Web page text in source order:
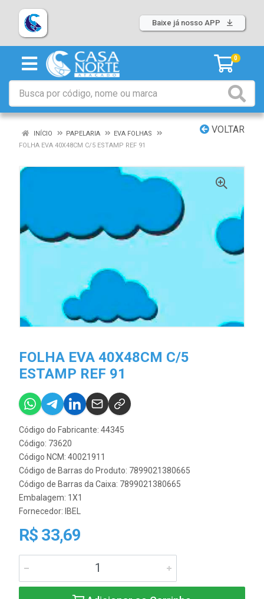
Baixe já nosso APP
0
VOLTAR
INÍCIO PAPELARIA
EVA FOLHAS
FOLHA EVA 40X48CM C/5 ESTAMP REF 91
FOLHA EVA 40X48CM C/5
ESTAMP REF 91
Código do Fabricante: 44345
Código: 73620
Código NCM: 40021911
Código de Barras do Produto: 7899021380665
Código de Barras da Caixa: 7899021380665
Embalagem: 1X1
Fornecedor: IBEL
R$ 33,69